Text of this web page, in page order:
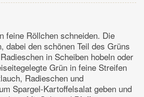
feine Röllchen schneiden. Die
dabei den schönen Teil des Grüns
in Scheiben hobeln oder
Grün in feine Streifen
Radieschen und
Spargel-Kartoffelsalat geben und